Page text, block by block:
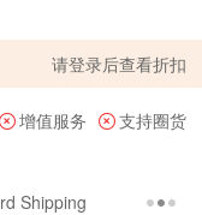
请登录后查看折扣
增值服务
支持圈货
Shipping